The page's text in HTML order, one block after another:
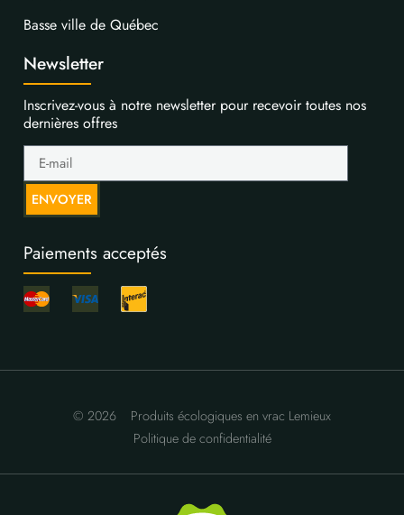
Basse ville de Québec
Newsletter
Inscrivez-vous à notre newsletter pour recevoir toutes nos
dernières offres
ENVOYER
Paiements acceptés
© 2026
Produits écologiques en vrac Lemieux
Politique de confidentialité